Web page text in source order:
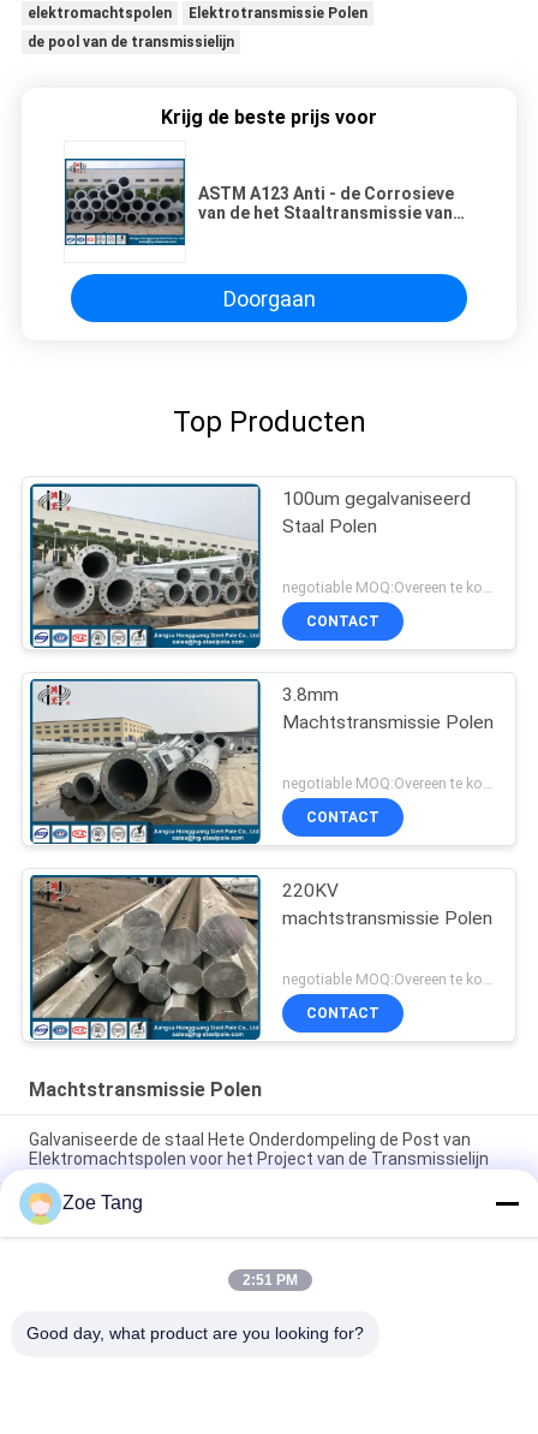
elektromachtspolen
Elektrotransmissie Polen
de pool van de transmissielijn
Krijg de beste prijs voor
ASTM A123 Anti - de Corrosieve
van de het Staaltransmissie van
Doorgaan
Top Producten
100um gegalvaniseerd
Staal Polen
negotiable MOQ:Overeen te komen
CONTACT
3.8mm
Machtstransmissie Polen
CONTACT
220KV
machtstransmissie Polen
CONTACT
Machtstransmissie Polen
Galvaniseerde de staal Hete Onderdompeling de Post van
Elektromachtspolen voor het Project van de Transmissielijn
Veelhoekige Tubulaire de Machtstransmissie Polen van het
Vormstaal met Douane het Schilderen
15kv de machtstransmissie Polen galvaniseerde de
Elektrodienst Pool Met lange levensuur
Zoe Tang
2:51 PM
Good day, what product are you looking for?